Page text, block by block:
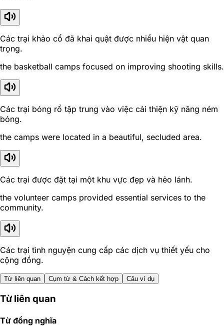
Các trại khảo cổ đã khai quật được nhiều hiện vật quan
trọng.
the basketball camps focused on improving shooting skills.
Các trại bóng rổ tập trung vào việc cải thiện kỹ năng ném
bóng.
the camps were located in a beautiful, secluded area.
Các trại được đặt tại một khu vực đẹp và hẻo lánh.
the volunteer camps provided essential services to the
community.
Các trại tình nguyện cung cấp các dịch vụ thiết yếu cho
cộng đồng.
Từ liên quan Cụm từ & Cách kết hợp Câu ví dụ
Từ liên quan
Từ đồng nghĩa